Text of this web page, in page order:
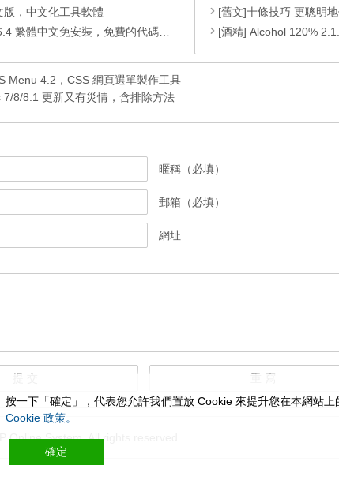
，中文化工具軟體
體中文免安裝，免費的代碼編輯器
[舊文]十條技巧 更聰明
[酒精] Alcohol 120% 2.1.1.2201
Menu 4.2，CSS 網頁選單製作工具
7/8/8.1 更新又有災情，含排除方法
暱稱（必填）
郵箱（必填）
網址
Online System. All rights reserved.
按一下「確定」，代表您允許我們置放 Cookie 來提升您在本網站
Cookie 政策。
確定